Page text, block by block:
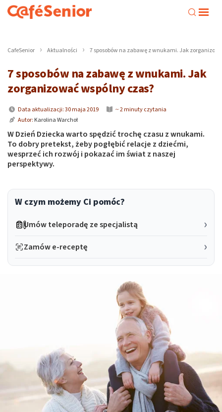
CafeSenior Aktualności 7 sposobów na zabawę z wnukami. Jak
7 sposobów na zabawę z wnukami. Jak
zorganizować wspólny czas?
Data aktualizacji: 30 maja 2019
~ 2 minuty czytania
Autor: Karolina Warchoł
W Dzień Dziecka warto spędzić trochę czasu z wnukami.
To dobry pretekst, żeby pogłębić relacje z dziećmi,
wesprzeć ich rozwój i pokazać im świat z naszej
perspektywy.
W czym możemy Ci pomóc?
Umów teleporadę ze specjalistą
Zamów e-receptę